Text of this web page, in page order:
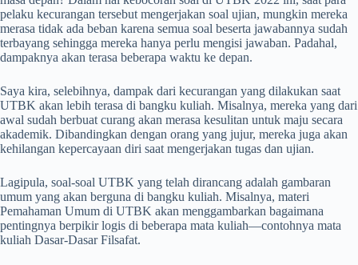
pelaku kecurangan tersebut mengerjakan soal ujian, mungkin mereka
merasa tidak ada beban karena semua soal beserta jawabannya sudah
terbayang sehingga mereka hanya perlu mengisi jawaban. Padahal,
dampaknya akan terasa beberapa waktu ke depan.
Saya kira, selebihnya, dampak dari kecurangan yang dilakukan saat
UTBK akan lebih terasa di bangku kuliah. Misalnya, mereka yang dari
awal sudah berbuat curang akan merasa kesulitan untuk maju secara
akademik. Dibandingkan dengan orang yang jujur, mereka juga akan
kehilangan kepercayaan diri saat mengerjakan tugas dan ujian.
Lagipula, soal-soal UTBK yang telah dirancang adalah gambaran
umum yang akan berguna di bangku kuliah. Misalnya, materi
Pemahaman Umum di UTBK akan menggambarkan bagaimana
pentingnya berpikir logis di beberapa mata kuliah—contohnya mata
kuliah Dasar-Dasar Filsafat.